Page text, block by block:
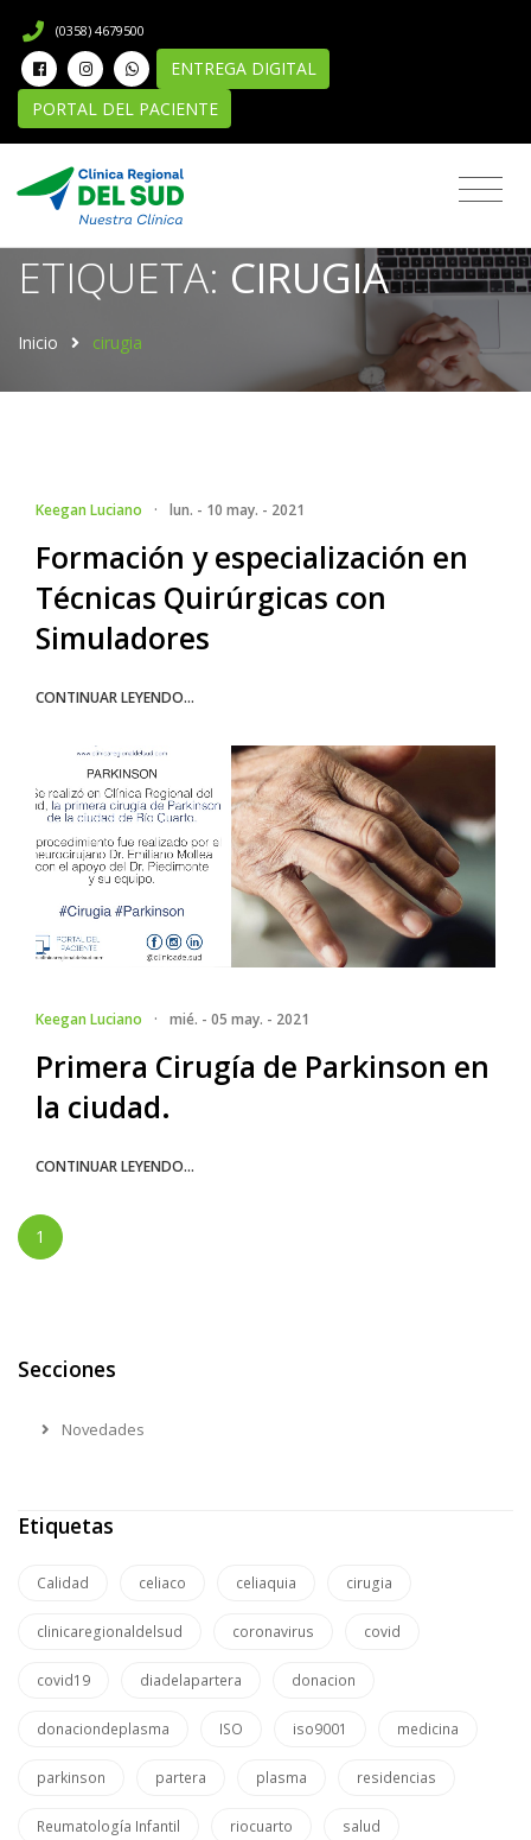
(0358) 4679500
ENTREGA DIGITAL
PORTAL DEL PACIENTE
Novedades
ETIQUETA: CIRUGIA
Inicio cirugia
Keegan Luciano · lun. - 10 may. - 2021
Formación y especialización en
Técnicas Quirúrgicas con
Simuladores
CONTINUAR LEYENDO...
Keegan Luciano · mié. - 05 may. - 2021
Primera Cirugía de Parkinson en
la ciudad.
CONTINUAR LEYENDO...
1
Secciones
Novedades
Etiquetas
Calidad celiaco celiaquia cirugia
clinicaregionaldelsud coronavirus covid
covid19 diadelapartera donacion
donaciondeplasma ISO iso9001 medicina
parkinson partera plasma residencias
Reumatología Infantil riocuarto salud